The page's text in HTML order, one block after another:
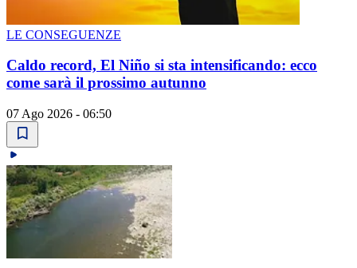
LE CONSEGUENZE
Caldo record, El Niño si sta intensificando: ecco
come sarà il prossimo autunno
07 Ago 2026 - 06:50